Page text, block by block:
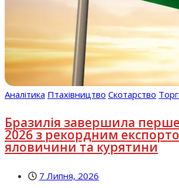
Аналітика Птахівництво Скотарство
Бразилія завершила перше
2026 з рекордним
яловичини та курятини
7 Липня, 2026